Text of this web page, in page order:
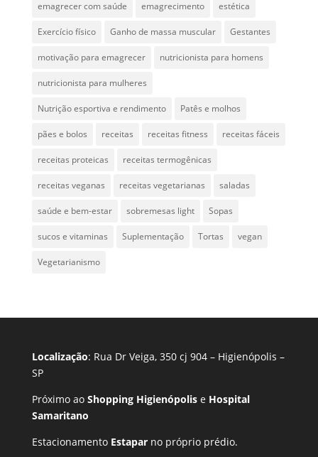
emagrecer com saúde emagrecimento estética
Exercício físico Ganho de massa muscular Gestantes
motivação para emagrecer nutricionista para homens
nutricionista para mulheres
Nutrição esportiva e rendimento Patês e molhos
pães e bolos receitas receitas fitness receitas fáceis
receitas proteicas receitas termogênicas
receitas veganas receitas vegetarianas saladas
saúde e bem-estar sobremesas light Sopas
sucos e vitaminas Suplementação Tortas vegan
Vegetarianismo
Localização: Rua Dr Veiga, 350 cj 904 – Higienópolis –
SP
Próximo ao Shopping Higienópolise Hospital
Samaritano
Estacionamento Estaparno próprio prédio.